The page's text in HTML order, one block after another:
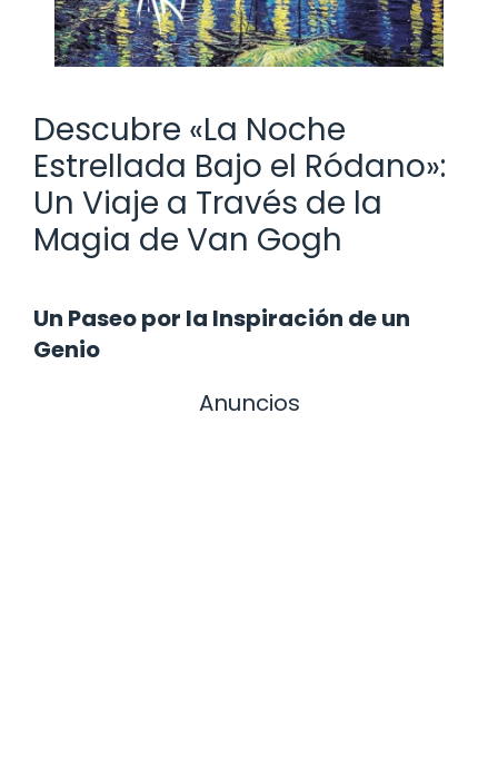
Descubre «La Noche
Estrellada Bajo el Ródano»:
Un Viaje a Través de la
Magia de Van Gogh
Un Paseo por la Inspiración de un
Genio
Anuncios